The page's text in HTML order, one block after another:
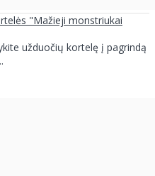
"Mažieji monstriukai
užduočių kortelę į pagrindą